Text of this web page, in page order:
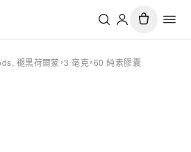
褪黑荷爾蒙，3 毫克，60 純素膠囊